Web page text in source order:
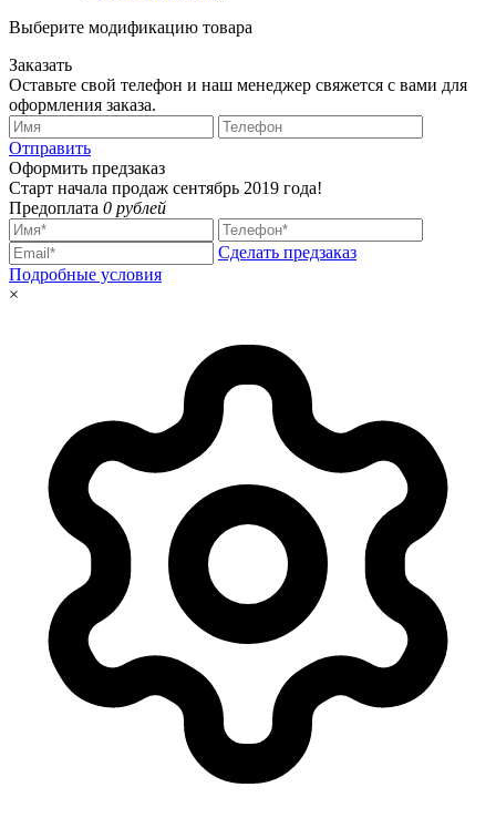
Выберите модификацию товара
Заказать
Оставьте свой телефон и наш менеджер свяжется с вами для
оформления заказа.
Отправить
Оформить предзаказ
Старт начала продаж сентябрь 2019 года!
Предоплата 0 рублей
Сделать предзаказ
Подробные условия
×